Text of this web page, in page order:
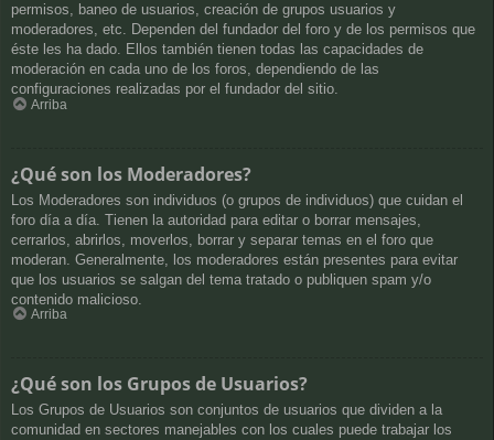
permisos, baneo de usuarios, creación de grupos usuarios y
moderadores, etc. Dependen del fundador del foro y de los permisos que
éste les ha dado. Ellos también tienen todas las capacidades de
moderación en cada uno de los foros, dependiendo de las
configuraciones realizadas por el fundador del sitio.
Arriba
¿Qué son los Moderadores?
Los Moderadores son individuos (o grupos de individuos) que cuidan el
foro día a día. Tienen la autoridad para editar o borrar mensajes,
cerrarlos, abrirlos, moverlos, borrar y separar temas en el foro que
moderan. Generalmente, los moderadores están presentes para evitar
que los usuarios se salgan del tema tratado o publiquen spam y/o
contenido malicioso.
Arriba
¿Qué son los Grupos de Usuarios?
Los Grupos de Usuarios son conjuntos de usuarios que dividen a la
comunidad en sectores manejables con los cuales puede trabajar los